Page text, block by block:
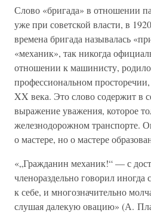
Слово «бригада» в отношении
уже при советской власти, в
времена бригада называлась
«механик», так никогда
отношении к машинисту,
профессиональном
XX века. Это слово содержит в
выражение уважения, которое
железнодорожном транспорте.
о мастере, но о мастере
«„Гражданин механик!“ — с
членораздельно говорил иногда
к себе, и многозначительно
слушая далекую овацию» (А.